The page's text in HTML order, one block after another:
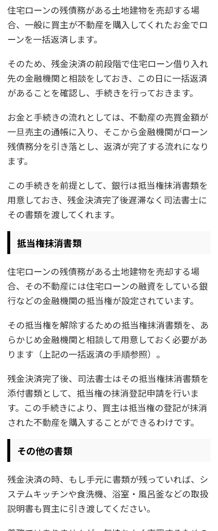
住宅ローンの残債務がある土地建物を売却する場
合、一般に買主が不動産を購入してくれたお金でロ
ーンを一括返済します。
そのため、残金決済の前段階で住宅ローン借り入れ
先の金融機関と相談をしておき、この日に一括返済
があることを確認し、手続きを行っておきます。
お金と手続きの流れとしては、不動産の売買金額が
一旦売主の通帳に入り、そこから金融機関がローン
残債務分を引き落とし、返済が完了する流れになり
ます。
この手続きを前提として、銀行は抵当権抹消書類を
用意しておき、残金決済完了後遅滞なく司法書士に
その書類を渡してくれます。
抵当権抹消書類
住宅ローンの残債務がある土地建物を売却する場
合、その不動産には住宅ローンの融資をしている銀
行などの金融機関の抵当権が設定されています。
その抵当権を解除するための抵当権抹消書類を、あ
らかじめ金融機関と相談して用意しておく必要があ
ります（上記の一括返済の手順参照）。
残金決済完了後、司法書士はその抵当権抹消書類を
添付書類として、抵当権の抹消登記申請を行いま
す。この手続きにより、買主は抵当権の登記が抹消
された不動産を購入することができるわけです。
その他の書類
残金決済の時、もし手元に書類が残っていれば、シ
ステムキッチンや食洗機、浴室・風呂釜などの取扱
説明書も買主に引き渡してください。